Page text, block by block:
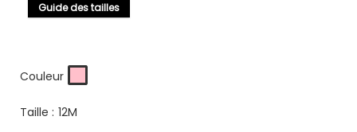
Guide des tailles
Couleur
Taille : 12M